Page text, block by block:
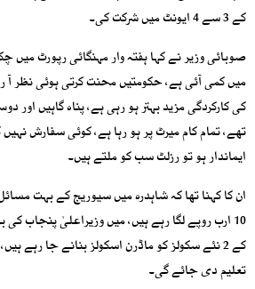
کے 3 سے 4 ایونٹ میں شرکت کی۔
صوبائی وزیر نے کہا ہفتہ وار مہنگائی رپورٹ میں
میں کمی آئی ہے، حکومتیں محنت کرتی ہوئی نظر آ
کی کارکردگی مزید بہتر ہو رہی ہے، پناہ گاہیں اور
تھے، تمام کام میرٹ پر ہو رہا ہے، کوئی سفارش
ایماندار ہو تو رزلٹ سب کو ملتے ہیں۔
ان کا کہنا تھا کہ شاہدرہ میں سیوریج کے بہت
10 ارب روپے لگا رہے ہیں، میں وزیراعلیٰ پنجاب
کے 2 نئے سکولز کو ماڈرن اسکولز بنانے جا رہے
تعلیم دی جائے گی۔